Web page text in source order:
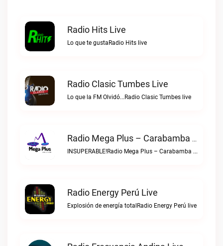
Radio Hits Live
Lo que te gustaRadio Hits live
Radio Clasic Tumbes Live
Lo que la FM Olvidó...Radio Clasic Tumbes live
Radio Mega Plus – Carabamba Live
INSUPERABLE!Radio Mega Plus – Carabamba live
Radio Energy Perú Live
Explosión de energía totalRadio Energy Perú live